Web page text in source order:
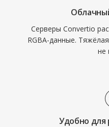
Серверы Convertio
RGBA-данные.
не
Удобно для